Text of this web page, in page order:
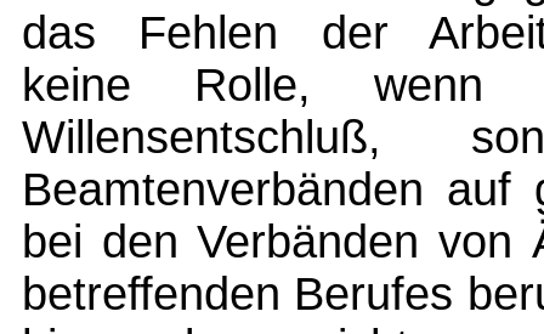
das Fehlen der
keine Rolle,
Willensentschluß,
Beamtenverbänden auf
bei den Verbänden von
betreffenden Berufes